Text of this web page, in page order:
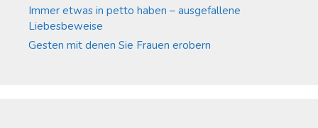
Immer etwas in petto haben – ausgefallene
Liebesbeweise
Gesten mit denen Sie Frauen erobern